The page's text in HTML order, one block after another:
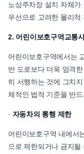
노상주차장 설치 자체
우선으로 고려한 물리적
2. 어린이보호구역교통
어린이보호구역에서는
반 도로보다 더욱 엄격
히 서행하는 것에 그치
체적인 법적 기준을 반
· 자동차의 통행 제한
어린이보호구역 내에서
으로 제한되거나 금지될